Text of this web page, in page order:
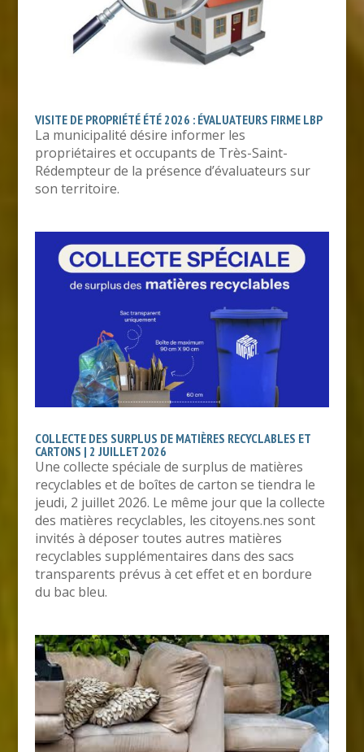
VISITE DE PROPRIÉTÉ ÉTÉ 2026 : ÉVALUATEURS FIRME LBP
La municipalité désire informer les
propriétaires et occupants de Très-Saint-
Rédempteur de la présence d’évaluateurs sur
son territoire.
COLLECTE DES SURPLUS DE MATIÈRES RECYCLABLES ET
CARTONS | 2 JUILLET 2026
Une collecte spéciale de surplus de matières
recyclables et de boîtes de carton se tiendra le
jeudi, 2 juillet 2026. Le même jour que la collecte
des matières recyclables, les citoyens.nes sont
invités à déposer toutes autres matières
recyclables supplémentaires dans des sacs
transparents prévus à cet effet et en bordure
du bac bleu.